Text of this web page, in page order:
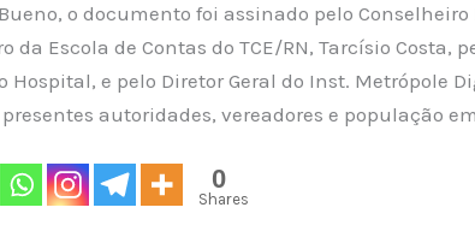
o documento foi assinado pelo Conselheiro
da Escola de Contas do TCE/RN, Tarcísio Costa,
Hospital, e pelo Diretor Geral do Inst. Metrópole
autoridades, vereadores e população
0
Shares